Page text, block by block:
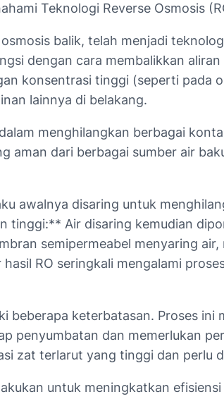
Teknologi Reverse Osmosis
balik, telah menjadi
dengan cara membalikkan
konsentrasi tinggi (seperti pada
lainnya di belakang.
menghilangkan berbagai
aman dari berbagai sumber air
awalnya disaring untuk
tinggi:** Air disaring kemudian
semipermeabel menyaring
RO seringkali mengalami
beberapa keterbatasan. Proses
penyumbatan dan memerlukan
zat terlarut yang tinggi dan perlu
untuk meningkatkan